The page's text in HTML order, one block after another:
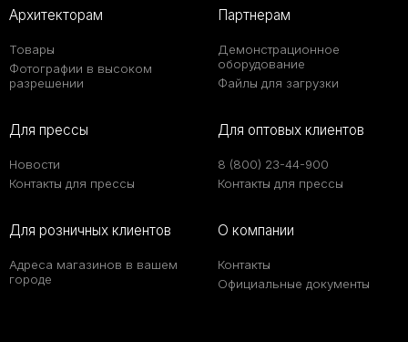
Архитекторам
Товары
Фотографии в высоком
разрешении
Партнерам
Демонстрационное
оборудование
Файлы для загрузки
Для прессы
Новости
Контакты для прессы
Для оптовых клиентов
8 (800) 23-44-900
Контакты для прессы
Для розничных клиентов
Адреса магазинов в вашем
городе
О компании
Контакты
Официальные документы